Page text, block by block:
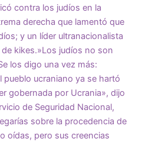
contra los judíos en la
derecha que lamentó que
y un líder ultranacionalista
de kikes.»Los judíos no son
los digo una vez más:
pueblo ucraniano ya se hartó
gobernada por Ucrania», dijo
de Seguridad Nacional,
sobre la procedencia de
oídas, pero sus creencias